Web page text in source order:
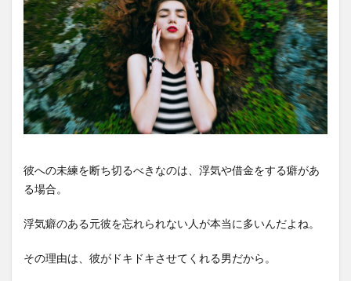
彼への未練を断ち切るべきなのは、浮気や借金をする癖があ
る場合。
浮気癖のある元彼を忘れられない人が本当に多いんだよね。
その理由は、彼がドキドキさせてくれる男だから。